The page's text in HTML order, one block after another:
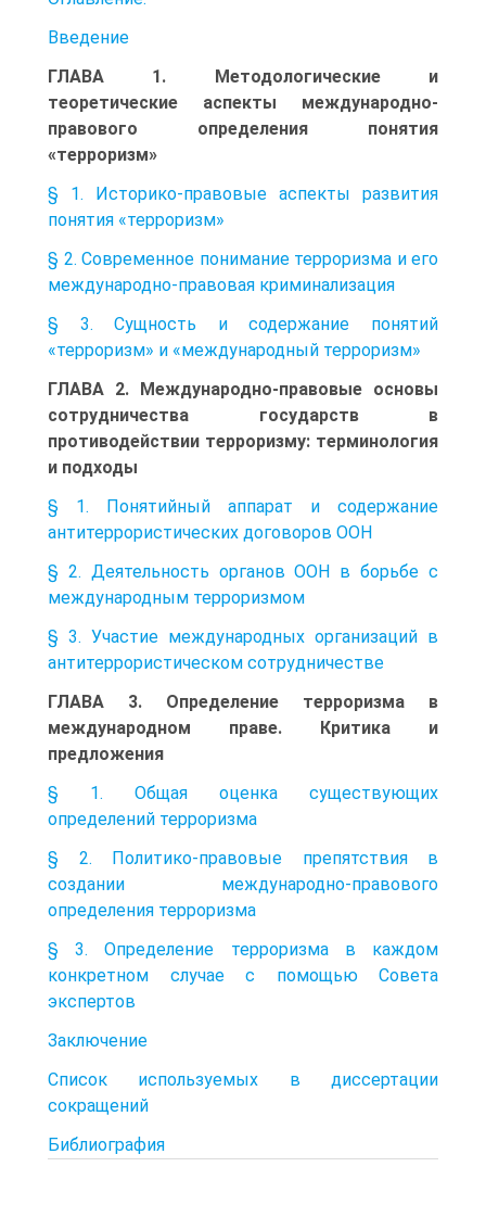
Введение
ГЛАВА 1. Методологические и
теоретические аспекты международно-
правового определения понятия
«терроризм»
§ 1. Историко-правовые аспекты развития
понятия «терроризм»
§ 2. Современное понимание терроризма и его
международно-правовая криминализация
§ 3. Сущность и содержание понятий
«терроризм» и «международный терроризм»
ГЛАВА 2. Международно-правовые основы
сотрудничества государств в
противодействии терроризму: терминология
и подходы
§ 1. Понятийный аппарат и содержание
антитеррористических договоров ООН
§ 2. Деятельность органов ООН в борьбе с
международным терроризмом
§ 3. Участие международных организаций в
антитеррористическом сотрудничестве
ГЛАВА 3. Определение терроризма в
международном праве. Критика и
предложения
§ 1. Общая оценка существующих
определений терроризма
§ 2. Политико-правовые препятствия в
создании международно-правового
определения терроризма
§ 3. Определение терроризма в каждом
конкретном случае с помощью Совета
экспертов
Заключение
Список используемых в диссертации
сокращений
Библиография